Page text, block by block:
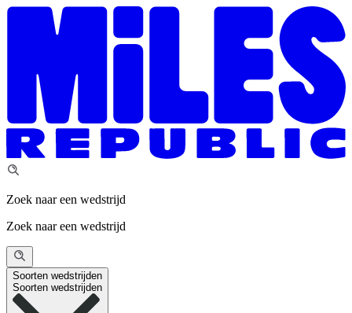
Zoek naar een wedstrijd
Zoek naar een wedstrijd
Soorten wedstrijden
Soorten wedstrijden